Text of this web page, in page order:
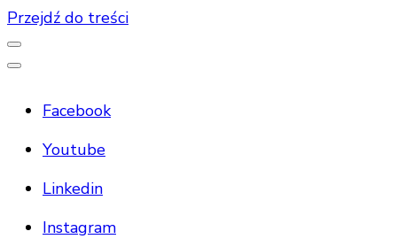
Przejdź do treści
Facebook
Youtube
Linkedin
Instagram